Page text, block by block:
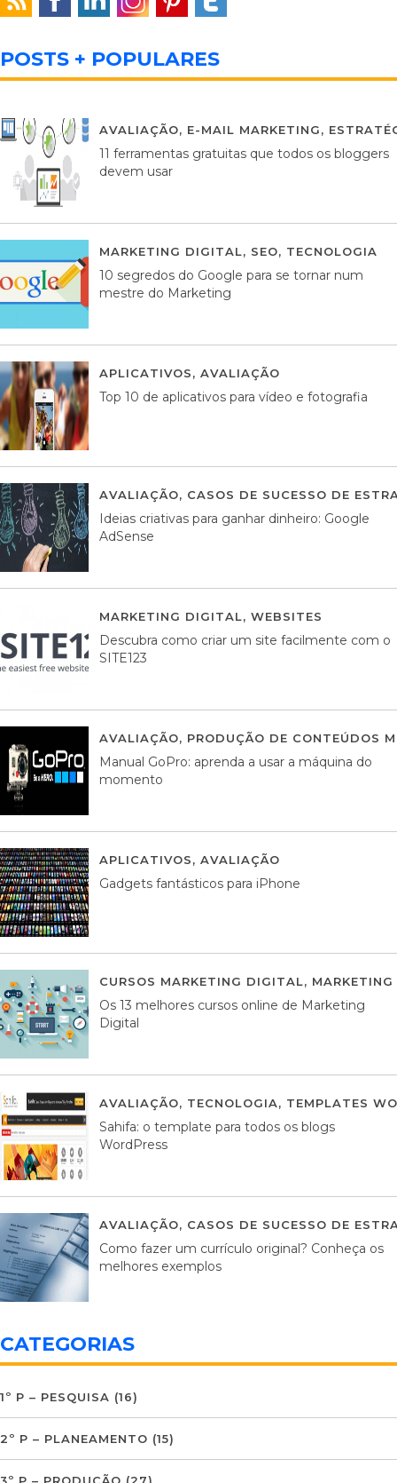
POSTS + POPULARES
AVALIAÇÃO, E-MAIL MARKETING,
11 ferramentas gratuitas que todos os bloggers
devem usar
MARKETING DIGITAL, SEO, TECNOLOGIA
10 segredos do Google para se tornar num
mestre do Marketing
APLICATIVOS, AVALIAÇÃO
Top 10 de aplicativos para vídeo e fotografia
AVALIAÇÃO, CASOS DE SUCESSO DE
Ideias criativas para ganhar dinheiro: Google
AdSense
MARKETING DIGITAL, WEBSITES
Descubra como criar um site facilmente com o
SITE123
AVALIAÇÃO, PRODUÇÃO DE CONTEÚDOS
Manual GoPro: aprenda a usar a máquina do
momento
APLICATIVOS, AVALIAÇÃO
Gadgets fantásticos para iPhone
CURSOS MARKETING DIGITAL,
Os 13 melhores cursos online de Marketing
Digital
AVALIAÇÃO, TECNOLOGIA, TEMPLATES
Sahifa: o template para todos os blogs
WordPress
AVALIAÇÃO, CASOS DE SUCESSO DE
Como fazer um currículo original? Conheça os
melhores exemplos
CATEGORIAS
1º P – PESQUISA (16)
2º P – PLANEAMENTO (15)